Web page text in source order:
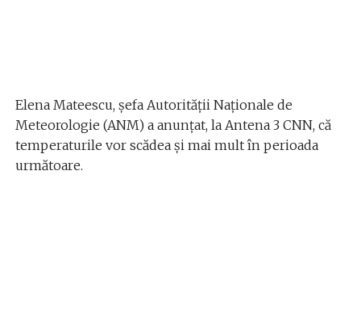
Elena Mateescu, șefa Autorității Naționale de
Meteorologie (ANM) a anunțat, la Antena 3 CNN, că
temperaturile vor scădea și mai mult în perioada
următoare.